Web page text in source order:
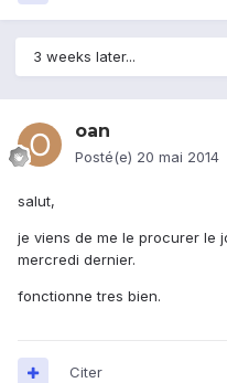
3 weeks later...
oan
Posté(e) 20 mai 2014
salut,
je viens de me le procurer le
mercredi dernier.
fonctionne tres bien.
Citer